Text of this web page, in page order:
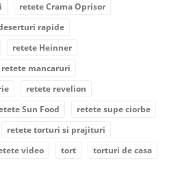
retete Crama Oprisor
rapide
retete Heinner
retete mancaruri
retete revelion
Sun Food
retete supe ciorbe
retete torturi si prajituri
video tort
torturi de casa